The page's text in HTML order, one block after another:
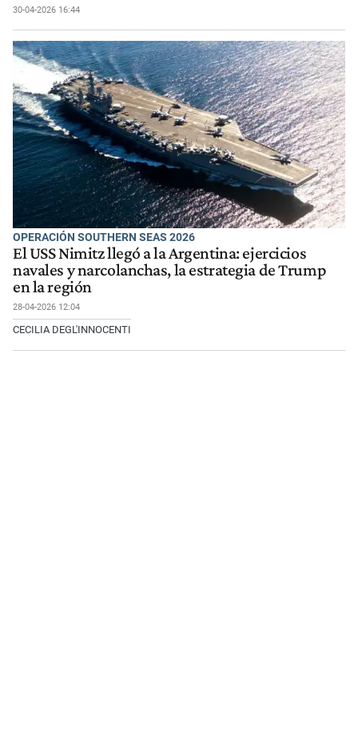
30-04-2026 16:44
OPERACIÓN SOUTHERN SEAS 2026
El USS Nimitz llegó a la Argentina: ejercicios
navales y narcolanchas, la estrategia de Trump
en la región
28-04-2026 12:04
CECILIA DEGL'INNOCENTI